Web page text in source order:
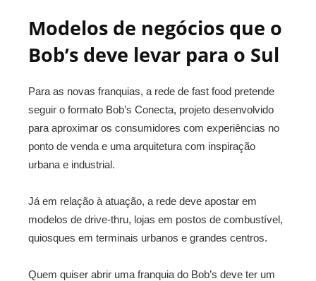
Modelos de negócios que o
Bob’s deve levar para o Sul
Para as novas franquias, a rede de fast food pretende
seguir o formato Bob’s Conecta, projeto desenvolvido
para aproximar os consumidores com experiências no
ponto de venda e uma arquitetura com inspiração
urbana e industrial.
Já em relação à atuação, a rede deve apostar em
modelos de drive-thru, lojas em postos de combustível,
quiosques em terminais urbanos e grandes centros.
Quem quiser abrir uma franquia do Bob’s deve ter um